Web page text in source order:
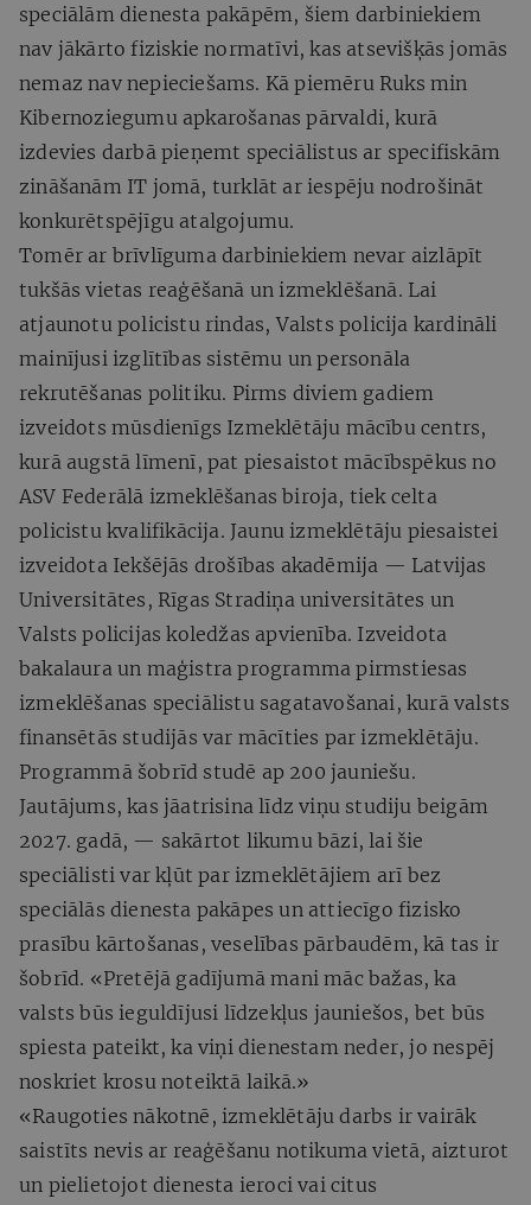
speciālām dienesta pakāpēm, šiem darbiniekiem
nav jākārto fiziskie normatīvi, kas atsevišķās jomās
nemaz nav nepieciešams. Kā piemēru Ruks min
Kibernoziegumu apkarošanas pārvaldi, kurā
izdevies darbā pieņemt speciālistus ar specifiskām
zināšanām IT jomā, turklāt ar iespēju nodrošināt
konkurētspējīgu atalgojumu.
Tomēr ar brīvlīguma darbiniekiem nevar aizlāpīt
tukšās vietas reaģēšanā un izmeklēšanā. Lai
atjaunotu policistu rindas, Valsts policija kardināli
mainījusi izglītības sistēmu un personāla
rekrutēšanas politiku. Pirms diviem gadiem
izveidots mūsdienīgs Izmeklētāju mācību centrs,
kurā augstā līmenī, pat piesaistot mācībspēkus no
ASV Federālā izmeklēšanas biroja, tiek celta
policistu kvalifikācija. Jaunu izmeklētāju piesaistei
izveidota Iekšējās drošības akadēmija — Latvijas
Universitātes, Rīgas Stradiņa universitātes un
Valsts policijas koledžas apvienība. Izveidota
bakalaura un maģistra programma pirmstiesas
izmeklēšanas speciālistu sagatavošanai, kurā valsts
finansētās studijās var mācīties par izmeklētāju.
Programmā šobrīd studē ap 200 jauniešu.
Jautājums, kas jāatrisina līdz viņu studiju beigām
2027. gadā, — sakārtot likumu bāzi, lai šie
speciālisti var kļūt par izmeklētājiem arī bez
speciālās dienesta pakāpes un attiecīgo fizisko
prasību kārtošanas, veselības pārbaudēm, kā tas ir
šobrīd. «Pretējā gadījumā mani māc bažas, ka
valsts būs ieguldījusi līdzekļus jauniešos, bet būs
spiesta pateikt, ka viņi dienestam neder, jo nespēj
noskriet krosu noteiktā laikā.»
«Raugoties nākotnē, izmeklētāju darbs ir vairāk
saistīts nevis ar reaģēšanu notikuma vietā, aizturot
un pielietojot dienesta ieroci vai citus